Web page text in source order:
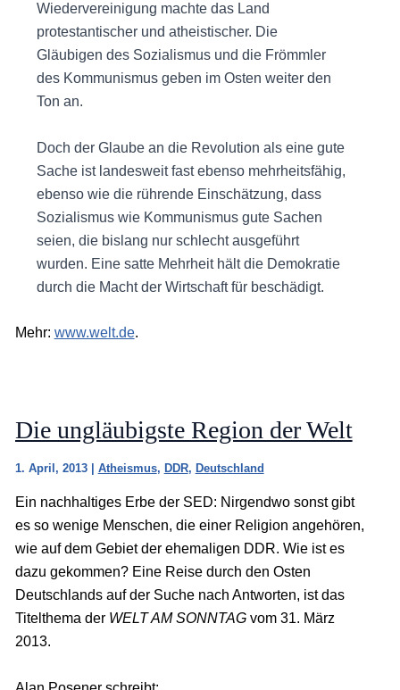
Wiedervereinigung machte das Land
protestantischer und atheistischer. Die
Gläubigen des Sozialismus und die Frömmler
des Kommunismus geben im Osten weiter den
Ton an.
Doch der Glaube an die Revolution als eine gute
Sache ist landesweit fast ebenso mehrheitsfähig,
ebenso wie die rührende Einschätzung, dass
Sozialismus wie Kommunismus gute Sachen
seien, die bislang nur schlecht ausgeführt
wurden. Eine satte Mehrheit hält die Demokratie
durch die Macht der Wirtschaft für beschädigt.
Mehr: www.welt.de.
Die ungläubigste Region der Welt
1. April, 2013 Atheismus, DDR, Deutschland
Ein nachhaltiges Erbe der SED: Nirgendwo sonst gibt
es so wenige Menschen, die einer Religion angehören,
wie auf dem Gebiet der ehemaligen DDR. Wie ist es
dazu gekommen? Eine Reise durch den Osten
Deutschlands auf der Suche nach Antworten, ist das
Titelthema der WELT AM SONNTAGvom 31. März
2013.